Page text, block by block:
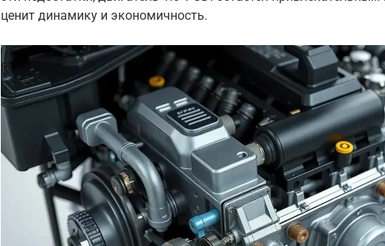
ценит динамику и экономичность.